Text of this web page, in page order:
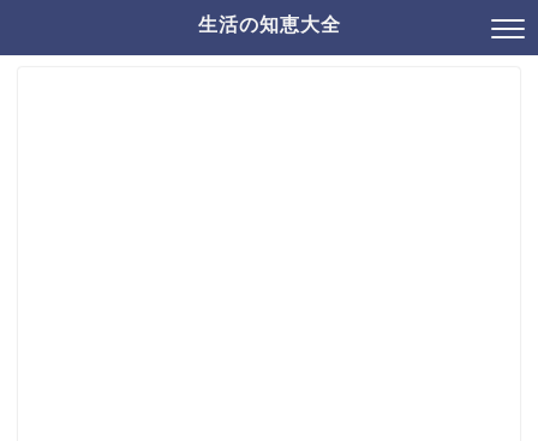
生活の知恵大全